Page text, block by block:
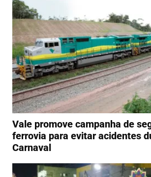
Vale promove campanha de
ferrovia para evitar acidentes
Carnaval